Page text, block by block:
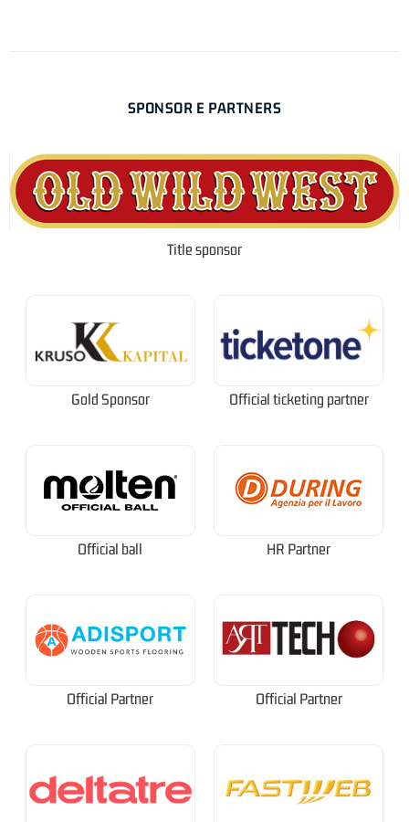
SPONSOR E PARTNERS
Title sponsor
Gold Sponsor Official ticketing partner
Official ball HR Partner
Official Partner Official Partner